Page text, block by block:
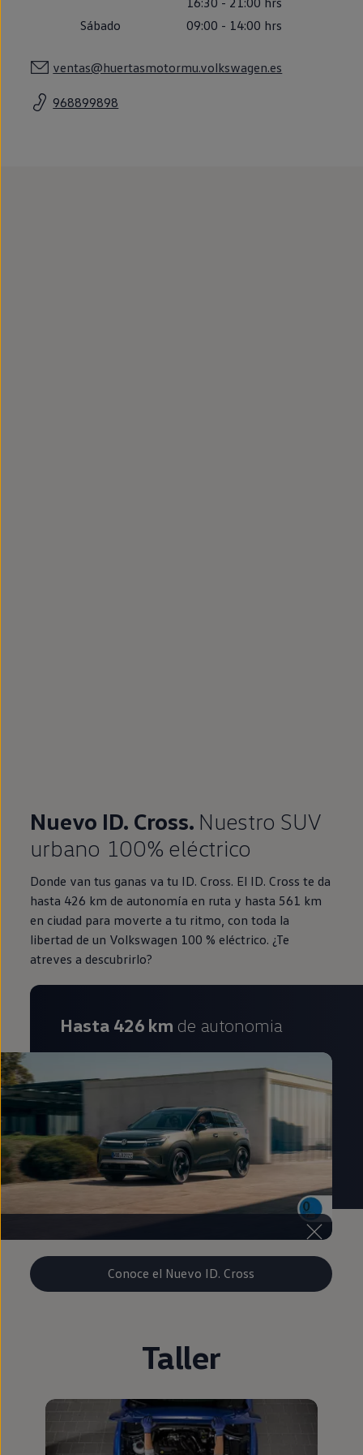
Llantas y neumáticos
Recambios Volkswagen
Transporte
Personalización
Carga
ventas@huertasmotormu.volkswagen.es
968899898
Sábado
09:00 - 14:00 hrs
Nuevo ID. Cross. Nuestro SUV
urbano 100% eléctrico
Donde van tus ganas va tu ID. Cross. El ID. Cross te da
hasta 426 km de autonomía en ruta y hasta 561 km
en ciudad para moverte a tu ritmo, con toda la
libertad de un Volkswagen 100 % eléctrico. ¿Te
atreves a descubrirlo?
Conoce el Nuevo ID. Cross
Hasta 426 km de autonomia
Taller